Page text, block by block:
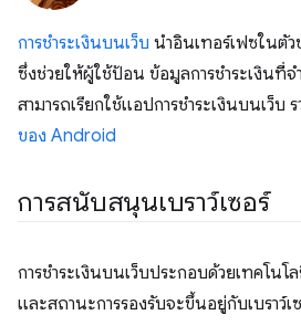
การชำระเงินบนเว็บ นำอินเทอร์เฟซในตัว
ซึ่งช่วยให้ผู้ใช้ป้อน ข้อมูลการชำระเงินที่จ
สามารถเรียกใช้แอปการชำระเงินบนเว็บ
ของ Android
การสนับสนุนเบราว์เซอร์
การชำระเงินบนเว็บประกอบด้วยเทคโน
และสถานะการรองรับจะขึ้นอยู่กับเบราว์เ